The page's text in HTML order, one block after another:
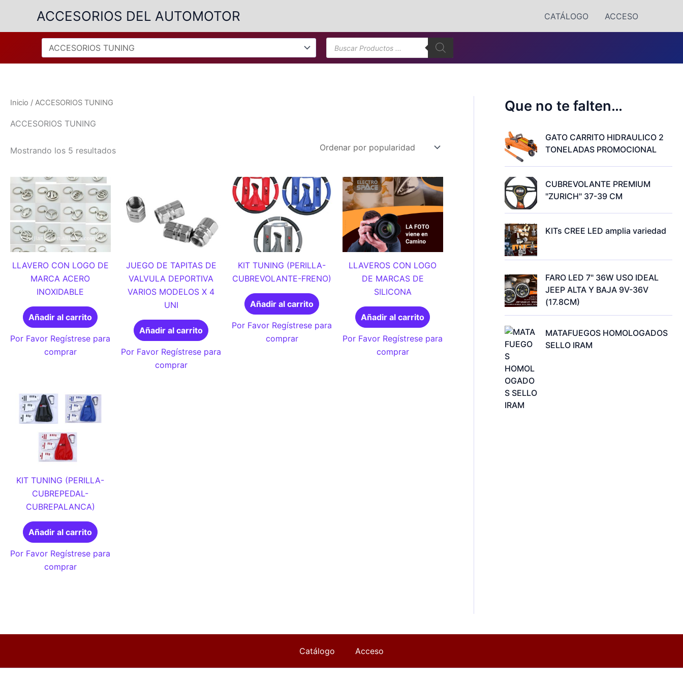
contenido
ACCESORIOS DEL AUTOMOTOR CATÁLOGO ACCESO
Búsqueda
de
productos
Inicio / ACCESORIOS TUNING
ACCESORIOS TUNING
Mostrando los 5 resultadosOrdenado
LLAVERO CON LOGO DE
MARCA ACERO
INOXIDABLE
Añadir al carrito
Por Favor Regístrese para
comprar
JUEGO DE TAPITAS DE
VALVULA DEPORTIVA
VARIOS MODELOS X 4
UNI
Añadir al carrito
Por Favor Regístrese para
comprar
KIT TUNING (PERILLA-
CUBREVOLANTE-FRENO)
Añadir al carrito
Por Favor Regístrese para
comprar
LLAVEROS CON LOGO
DE MARCAS DE
SILICONA
Añadir al carrito
Por Favor Regístrese para
comprar
KIT TUNING (PERILLA-
CUBREPEDAL-
CUBREPALANCA)
Añadir al carrito
Por Favor Regístrese para
comprar
Que no te falten…
GATO CARRITO HIDRAULICO 2
TONELADAS PROMOCIONAL
CUBREVOLANTE PREMIUM
"ZURICH" 37-39 CM
KITs CREE LED amplia variedad
FARO LED 7" 36W USO IDEAL
JEEP ALTA Y BAJA 9V-36V
(17.8CM)
MATAFUEGOS HOMOLOGADOS
SELLO IRAM
Catálogo Acceso